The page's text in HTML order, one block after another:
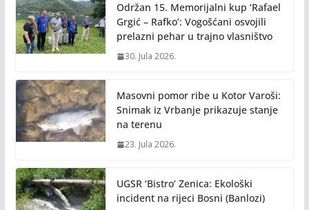
Održan 15. Memorijalni kup ‘Rafael
Grgić – Rafko’: Vogošćani osvojili
prelazni pehar u trajno vlasništvo
30. Jula 2026.
Masovni pomor ribe u Kotor Varoši:
Snimak iz Vrbanje prikazuje stanje
na terenu
23. Jula 2026.
UGSR ‘Bistro’ Zenica: Ekološki
incident na rijeci Bosni (Banlozi)